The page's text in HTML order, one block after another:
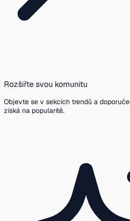
Rozšiřte svou komunitu
Objevte se v sekcích trendů a
získá na popularitě.